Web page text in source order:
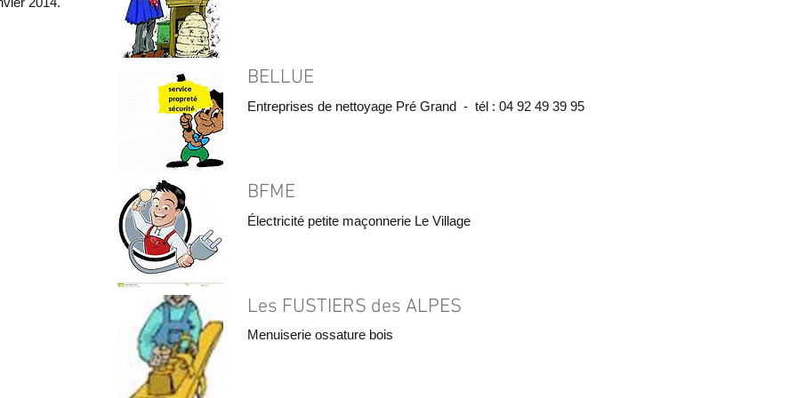
BELLUE
Entreprises de nettoyage Pré Grand - tél : 04 92 49 39 95
BFME
Électricité petite maçonnerie Le Village
Les FUSTIERS des ALPES
Menuiserie ossature bois